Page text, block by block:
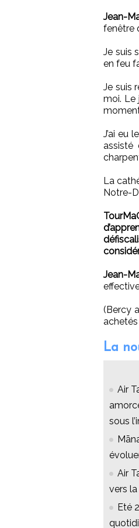
Jean-
fenêtre
Je suis
en feu
Je suis
moi. Le
J’ai eu
assisté
La
Notre-
Jean-
(Bercy
achetés
La
Air
sous
Air
vers
Eté